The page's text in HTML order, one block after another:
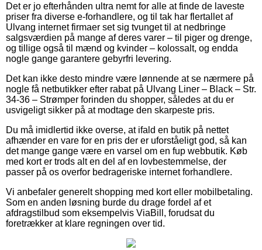
Det er jo efterhånden ultra nemt for alle at finde de laveste
priser fra diverse e-forhandlere, og til tak har flertallet af
Ulvang internet firmaer set sig tvunget til at nedbringe
salgsværdien på mange af deres varer – til piger og drenge,
og tillige også til mænd og kvinder – kolossalt, og endda
nogle gange garantere gebyrfri levering.
Det kan ikke desto mindre være lønnende at se nærmere på
nogle få netbutikker efter rabat på Ulvang Liner – Black – Str.
34-36 – Strømper forinden du shopper, således at du er
usvigeligt sikker på at modtage den skarpeste pris.
Du må imidlertid ikke overse, at ifald en butik på nettet
afhænder en vare for en pris der er uforståeligt god, så kan
det mange gange være en varsel om en fup webbutik. Køb
med kort er trods alt en del af en lovbestemmelse, der
passer på os overfor bedrageriske internet forhandlere.
Vi anbefaler generelt shopping med kort eller mobilbetaling.
Som en anden løsning burde du drage fordel af et
afdragstilbud som eksempelvis ViaBill, forudsat du
foretrækker at klare regningen over tid.